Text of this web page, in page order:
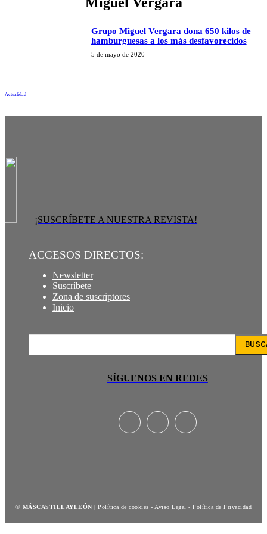
Actualidad
Grupo Miguel Vergara dona 650 kilos de
hamburguesas a los más desfavorecidos
5 de mayo de 2020
¡SUSCRÍBETE A NUESTRA REVISTA!
ACCESOS DIRECTOS:
Newsletter
Suscríbete
Zona de suscriptores
Inicio
SÍGUENOS EN REDES
© MÁSCASTILLAYLEÓN |Política de cookies -Aviso Legal-Política de Privacidad